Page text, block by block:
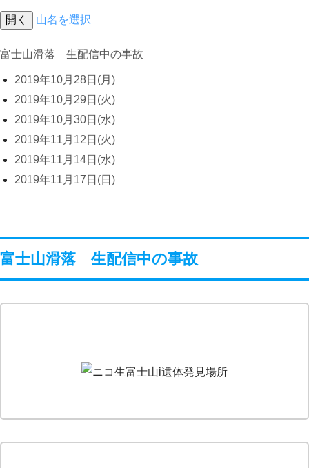
開く 山名を選択
富士山滑落 生配信中の事故
2019年10月28日(月)
2019年10月29日(火)
2019年10月30日(水)
2019年11月12日(火)
2019年11月14日(水)
2019年11月17日(日)
富士山滑落 生配信中の事故